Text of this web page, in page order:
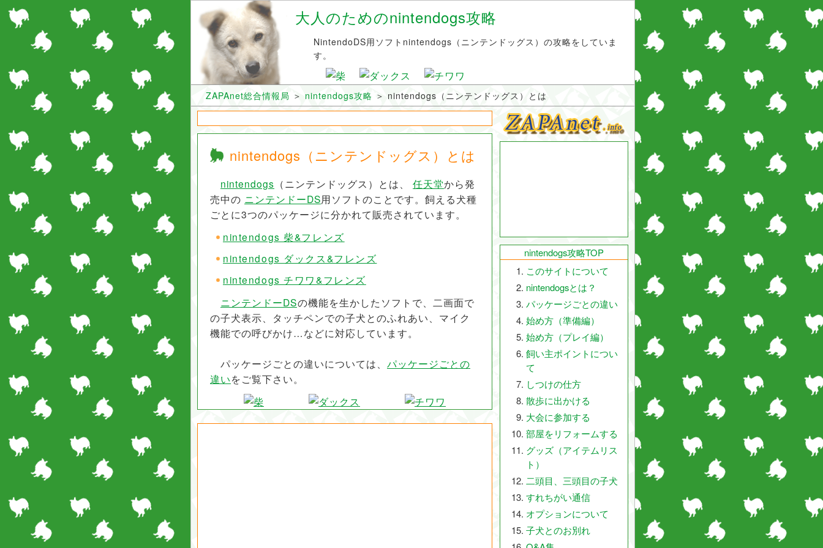
大人のためのnintendogs攻略
NintendoDS用ソフトnintendogs（ニンテンドッグス）の攻略をしていま
す。
ZAPAnet総合情報局 ＞ nintendogs攻略 ＞ nintendogs（ニンテンドッグス）とは
nintendogs（ニンテンドッグス）とは
nintendogs （ニンテンドッグス）とは、 任天堂から発
売中の ニンテンドーDS用ソフトのことです。飼える犬種
ごとに3つのパッケージに分かれて販売されています。
nintendogs 柴&フレンズ
nintendogs ダックス&フレンズ
nintendogs チワワ&フレンズ
ニンテンドーDSの機能を生かしたソフトで、二画面で
の子犬表示、タッチペンでの子犬とのふれあい、マイク
機能での呼びかけ…などに対応しています。
パッケージごとの違いについては、 パッケージごとの
違いをご覧下さい。
nintendogs攻略TOP
このサイトについて
nintendogsとは？
パッケージごとの違い
始め方（準備編）
始め方（プレイ編）
飼い主ポイントについ
て
しつけの仕方
散歩に出かける
大会に参加する
部屋をリフォームする
グッズ（アイテムリス
ト）
二頭目、三頭目の子犬
すれちがい通信
オプションについて
子犬とのお別れ